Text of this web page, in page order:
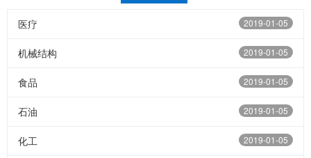
2019-01-05
医疗
2019-01-05
机械结构
2019-01-05
食品
2019-01-05
石油
2019-01-05
化工